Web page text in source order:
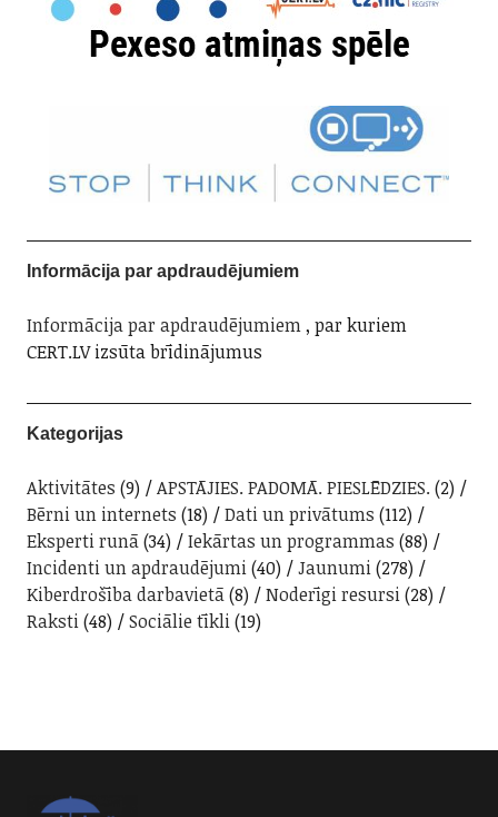
Informācija par apdraudējumiem
Informācija par apdraudējumiem, par kuriem
CERT.LV izsūta brīdinājumus
Kategorijas
Aktivitātes (9) APSTĀJIES. PADOMĀ. PIESLĒDZIES. (2)
Bērni un internets (18) Dati un privātums (112)
Eksperti runā(34) Iekārtas un programmas (88)
Incidenti un apdraudējumi(40) Jaunumi(278)
Kiberdrošība darbavietā(8) Noderīgi resursi(28)
Raksti(48) Sociālie tīkli(19)